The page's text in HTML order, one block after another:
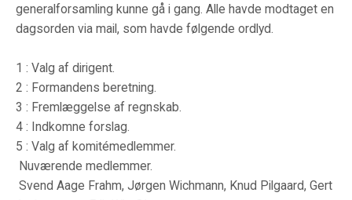
generalforsamling kunne gå i gang. Alle havde modtaget en
dagsorden via mail, som havde følgende ordlyd.
1 : Valg af dirigent.
2 : Formandens beretning.
3 : Fremlæggelse af regnskab.
4 : Indkomne forslag.
5 : Valg af komitémedlemmer.
Nuværende medlemmer.
Svend Aage Frahm, Jørgen Wichmann, Knud Pilgaard, Gert